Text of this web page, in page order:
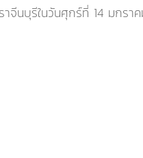
จีนบุรีในวันศุกร์ที่ 14 มกร